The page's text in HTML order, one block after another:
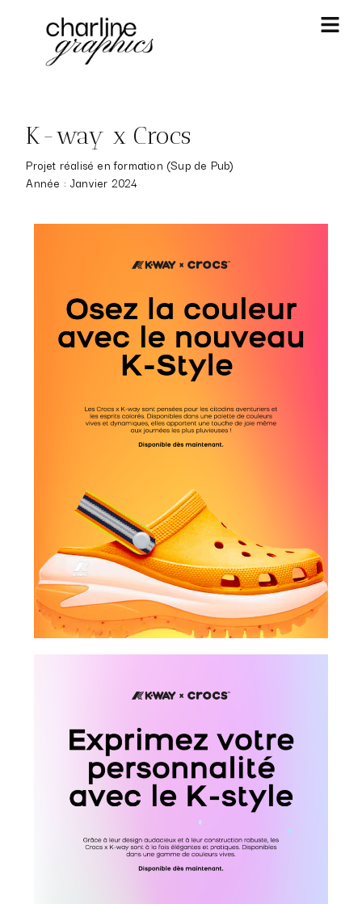
K-way x Crocs
Projet réalisé en formation (Sup de Pub)
Année : Janvier 2024